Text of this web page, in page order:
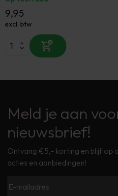
9,95
excl. btw
Meld je aan
nieuwsbrief!
Ontvang €5,- korting en blijf op
acties en aanbiedingen!